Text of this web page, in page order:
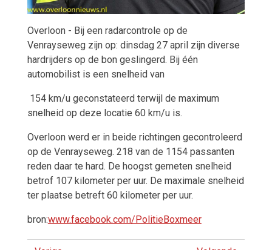
Overloon - Bij een radarcontrole op de
Venrayseweg zijn op: dinsdag 27 april zijn diverse
hardrijders op de bon geslingerd. Bij één
automobilist is een snelheid van
154 km/u geconstateerd terwijl de maximum
snelheid op deze locatie 60 km/u is.
Overloon werd er in beide richtingen gecontroleerd
op de Venrayseweg. 218 van de 1154 passanten
reden daar te hard. De hoogst gemeten snelheid
betrof 107 kilometer per uur. De maximale snelheid
ter plaatse betreft 60 kilometer per uur.
bron:www.facebook.com/PolitieBoxmeer